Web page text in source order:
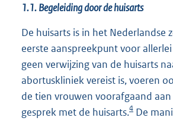
1.1. Begeleiding door de huisarts
De huisarts is in het Nederlandse
eerste aanspreekpunt voor
geen verwijzing van de huisarts
abortuskliniek vereist is, voeren
de tien vrouwen voorafgaand
gesprek met de huisarts.4 De